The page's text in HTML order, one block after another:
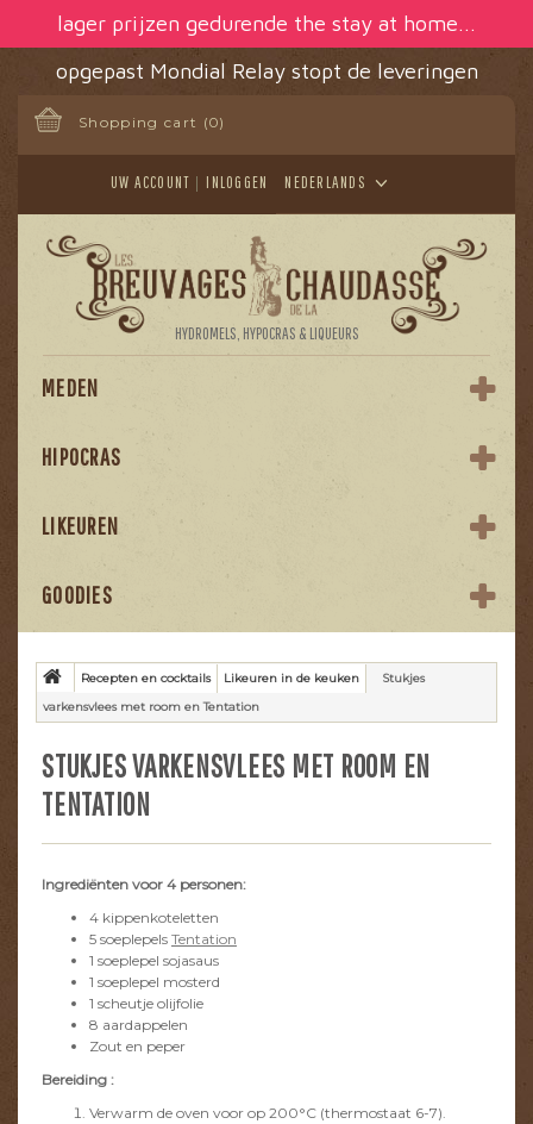
lager prijzen gedurende the stay at home...
opgepast Mondial Relay stopt de leveringen
Shopping cart (0)
NEDERLANDS
INLOGGEN
UW ACCOUNT
HYDROMELS, HYPOCRAS & LIQUEURS
MEDEN
HIPOCRAS
LIKEUREN
GOODIES
Recepten en cocktails Likeuren in de keuken
Stukjes
varkensvlees met room en Tentation
STUKJES VARKENSVLEES MET ROOM EN
TENTATION
Ingrediënten voor 4 personen:
4 kippenkoteletten
5 soeplepels Tentation
1 soeplepel sojasaus
1 soeplepel mosterd
1 scheutje olijfolie
8 aardappelen
Zout en peper
Bereiding :
Verwarm de oven voor op 200°C (thermostaat 6-7).
Cookies beheer paneel